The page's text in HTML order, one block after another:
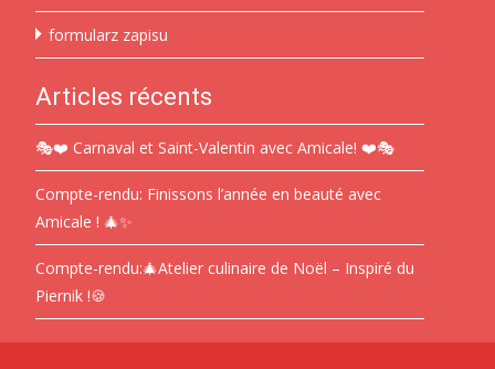
formularz zapisu
Articles récents
🎭❤️ Carnaval et Saint-Valentin avec Amicale! ❤️🎭
Compte-rendu: Finissons l’année en beauté avec
Amicale ! 🎄✨
Compte-rendu:🎄Atelier culinaire de Noël – Inspiré du
Piernik !🍪